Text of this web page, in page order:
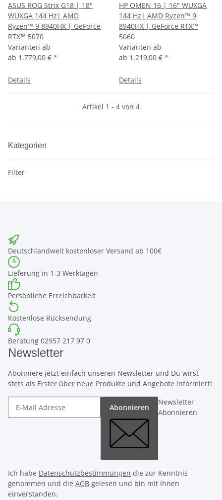
ASUS ROG Strix G18 | 18"
WUXGA 144 Hz| AMD
Ryzen™ 9 8940HX | GeForce
RTX™ 5070
Varianten ab
ab 1.779,00 € *
Details
HP OMEN 16 | 16" WUXGA
144 Hz| AMD Ryzen™ 9
8940HX | GeForce RTX™
5060
Varianten ab
ab 1.219,00 € *
Details
Artikel 1 - 4 von 4
Kategorien
Filter
Deutschlandweit kostenloser Versand ab 100€
Lieferung in 1-3 Werktagen
Persönliche Erreichbarkeit
Kostenlose Rücksendung
Beratung 02957 217 97 0
Newsletter
Abonniere jetzt einfach unseren Newsletter und Du wirst
stets als Erster über neue Produkte und Angebote informiert!
Abonnieren
Newsletter
Abonnieren
Ich habe Datenschutzbestimmungen die zur Kenntnis
genommen und die AGB gelesen und bin mit ihnen
einverstanden.